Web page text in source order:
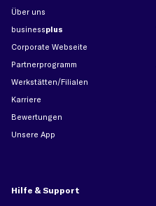
Über uns
businessplus
Corporate Webseite
Partnerprogramm
Werkstätten/Filialen
Karriere
Bewertungen
Unsere App
Hilfe & Support